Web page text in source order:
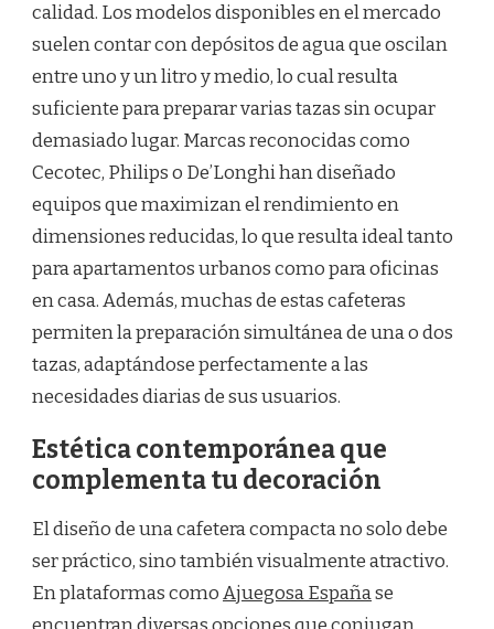
calidad. Los modelos disponibles en el mercado
suelen contar con depósitos de agua que oscilan
entre uno y un litro y medio, lo cual resulta
suficiente para preparar varias tazas sin ocupar
demasiado lugar. Marcas reconocidas como
Cecotec, Philips o De’Longhi han diseñado
equipos que maximizan el rendimiento en
dimensiones reducidas, lo que resulta ideal tanto
para apartamentos urbanos como para oficinas
en casa. Además, muchas de estas cafeteras
permiten la preparación simultánea de una o dos
tazas, adaptándose perfectamente a las
necesidades diarias de sus usuarios.
Estética contemporánea que
complementa tu decoración
El diseño de una cafetera compacta no solo debe
ser práctico, sino también visualmente atractivo.
En plataformas comoAjuegosa Españase